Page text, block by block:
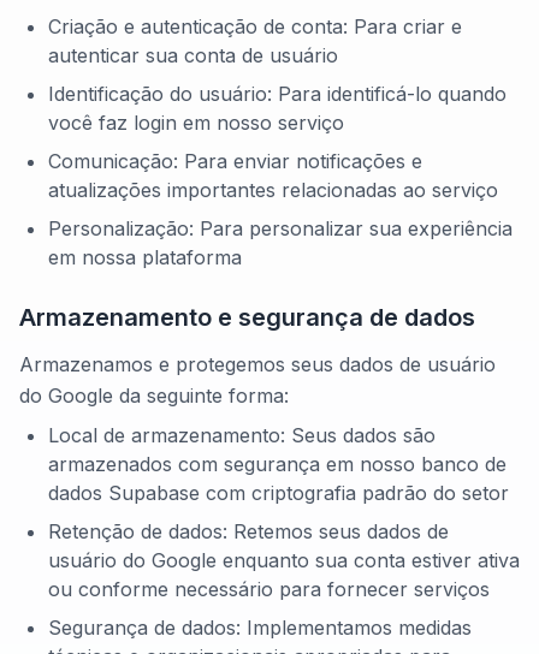
Criação e autenticação de conta: Para criar e
autenticar sua conta de usuário
Identificação do usuário: Para identificá-lo quando
você faz login em nosso serviço
Comunicação: Para enviar notificações e
atualizações importantes relacionadas ao serviço
Personalização: Para personalizar sua experiência
em nossa plataforma
Armazenamento e segurança de dados
Armazenamos e protegemos seus dados de usuário
do Google da seguinte forma:
Local de armazenamento: Seus dados são
armazenados com segurança em nosso banco de
dados Supabase com criptografia padrão do setor
Retenção de dados: Retemos seus dados de
usuário do Google enquanto sua conta estiver ativa
ou conforme necessário para fornecer serviços
Segurança de dados: Implementamos medidas